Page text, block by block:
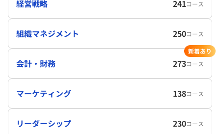
経営戦略 241コース
組織マネジメント 250コース
会計・財務 273コース
新着あり
マーケティング 138コース
リーダーシップ 230コース